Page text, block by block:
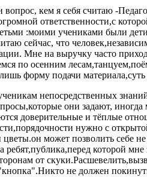
кем я себя считаю -
ответственности,с
:моими учениками были
сейчас, что
Мне на выручку часто
по осенним
форму подачи
непосредственных
они задают,
доверительные и тёплые
нужно с
может позволить себе
ребят,публика,перед которой
от
не должен